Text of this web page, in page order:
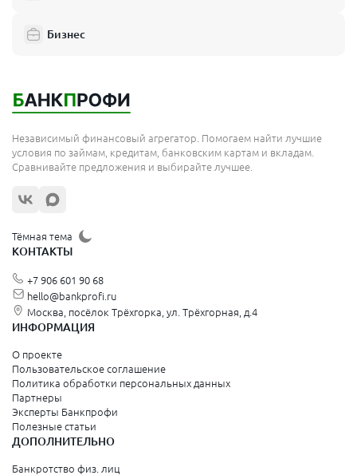
Бизнес
Независимый финансовый агрегатор. Помогаем найти лучшие
условия по займам, кредитам, банковским картам и вкладам.
Сравнивайте предложения и выбирайте лучшее.
Тёмная тема
КОНТАКТЫ
+7 906 601 90 68
hello@bankprofi.ru
Москва, посёлок Трёхгорка, ул. Трёхгорная, д.4
ИНФОРМАЦИЯ
О проекте
Пользовательское соглашение
Политика обработки персональных данных
Партнеры
Эксперты Банкпрофи
Полезные статьи
ДОПОЛНИТЕЛЬНО
Банкротство физ. лиц